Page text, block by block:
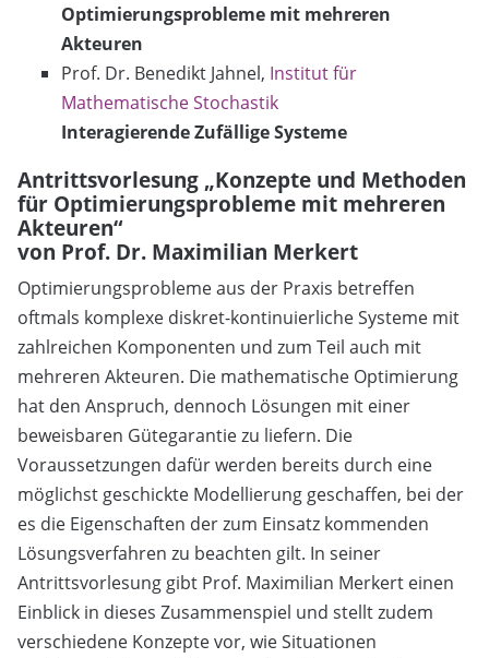
Optimierungsprobleme mit mehreren
Akteuren
Prof. Dr. Benedikt Jahnel, Institut für
Mathematische Stochastik
Interagierende Zufällige Systeme
Antrittsvorlesung „Konzepte und Methoden
für Optimierungsprobleme mit mehreren
Akteuren“
von Prof. Dr. Maximilian Merkert
Optimierungsprobleme aus der Praxis betreffen
oftmals komplexe diskret-kontinuierliche Systeme mit
zahlreichen Komponenten und zum Teil auch mit
mehreren Akteuren. Die mathematische Optimierung
hat den Anspruch, dennoch Lösungen mit einer
beweisbaren Gütegarantie zu liefern. Die
Voraussetzungen dafür werden bereits durch eine
möglichst geschickte Modellierung geschaffen, bei der
es die Eigenschaften der zum Einsatz kommenden
Lösungsverfahren zu beachten gilt. In seiner
Antrittsvorlesung gibt Prof. Maximilian Merkert einen
Einblick in dieses Zusammenspiel und stellt zudem
verschiedene Konzepte vor, wie Situationen